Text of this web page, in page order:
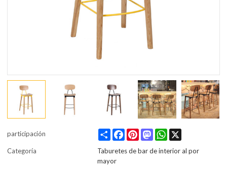
participación Share FacebookPinterestMastodonWhatsApp
Categoría
Taburetes de bar de interior al por
mayor